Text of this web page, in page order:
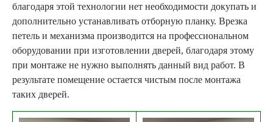
благодаря этой технологии нет необходимости докупать и
дополнительно устанавливать отборную планку. Врезка
петель и механизма производится на профессиональном
оборудовании при изготовлении дверей, благодаря этому
при монтаже не нужно выполнять данный вид работ. В
результате помещение остается чистым после монтажа
таких дверей.